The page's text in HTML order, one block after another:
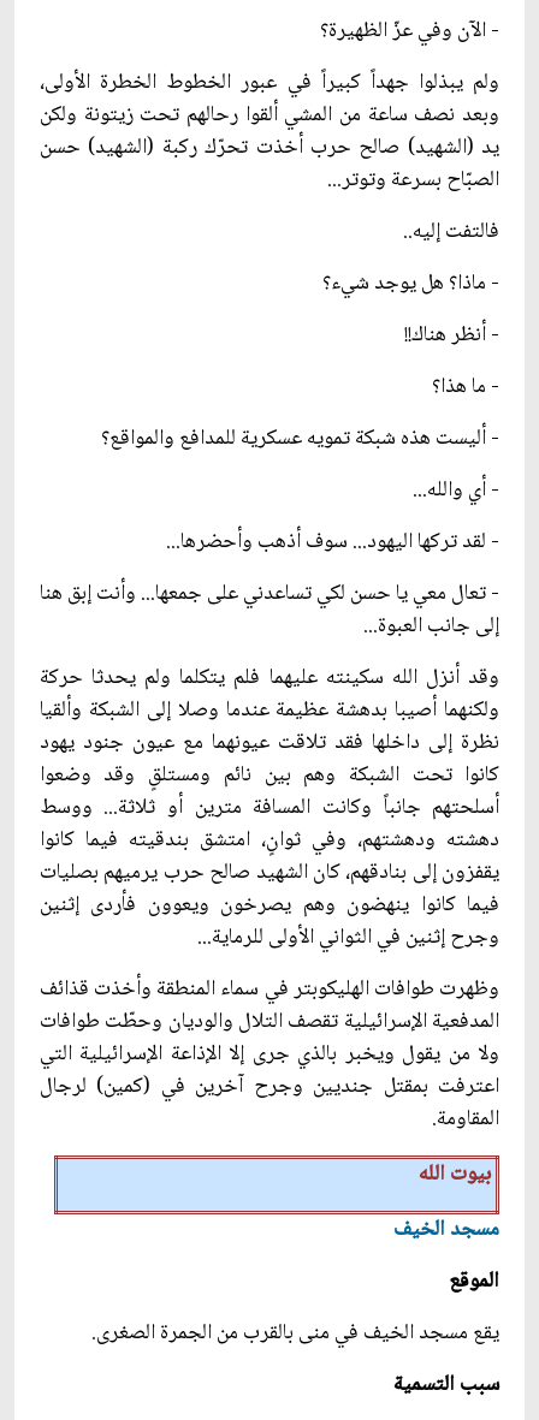
- الآن وفي عزّ الظهيرة؟
ولم يبذلوا جهداً كبيراً في عبور الخطوط الخطرة الأولى،
وبعد نصف ساعة من المشي ألقوا رحالهم تحت زيتونة ولكن
يد (الشهيد) صالح حرب أخذت تحرّك ركبة (الشهيد) حسن
الصبّاح بسرعة وتوتر...
فالتفت إليه..
- ماذا؟ هل يوجد شيء؟
- أنظر هناك!!
- ما هذا؟
- أليست هذه شبكة تمويه عسكرية للمدافع والمواقع؟
- أي والله...
- لقد تركها اليهود... سوف أذهب وأحضرها...
- تعال معي يا حسن لكي تساعدني على جمعها... وأنت إبق هنا
إلى جانب العبوة...
وقد أنزل الله سكينته عليهما فلم يتكلما ولم يحدثا حركة
ولكنهما أصيبا بدهشة عظيمة عندما وصلا إلى الشبكة وألقيا
نظرة إلى داخلها فقد تلاقت عيونهما مع عيون جنود يهود
كانوا تحت الشبكة وهم بين نائم ومستلقٍ وقد وضعوا
أسلحتهم جانباً وكانت المسافة مترين أو ثلاثة... ووسط
دهشته ودهشتهم، وفي ثوانٍ، امتشق بندقيته فيما كانوا
يقفزون إلى بنادقهم، كان الشهيد صالح حرب يرميهم بصليات
فيما كانوا ينهضون وهم يصرخون ويعوون فأردى إثنين
وجرح إثنين في الثواني الأولى للرماية...
وظهرت طوافات الهليكوبتر في سماء المنطقة وأخذت قذائف
المدفعية الإسرائيلية تقصف التلال والوديان وحطّت طوافات
ولا من يقول ويخبر بالذي جرى إلا الإذاعة الإسرائيلية التي
اعترفت بمقتل جنديين وجرح آخرين في (كمين) لرجال
المقاومة.
بيوت الله
مسجد الخيف
الموقع
يقع مسجد الخيف في منى بالقرب من الجمرة الصغرى.
سبب التسمية